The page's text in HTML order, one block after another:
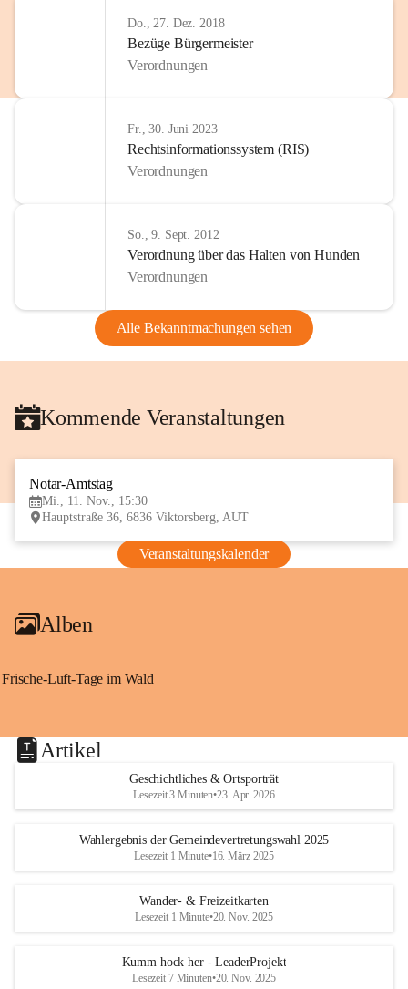
Do., 27. Dez. 2018
Bezüge Bürgermeister
Verordnungen
Fr., 30. Juni 2023
Rechtsinformationssystem (RIS)
Verordnungen
So., 9. Sept. 2012
Verordnung über das Halten von Hunden
Verordnungen
Alle Bekanntmachungen sehen
Kommende Veranstaltungen
Notar-Amtstag
Mi., 11. Nov., 15:30
Hauptstraße 36, 6836 Viktorsberg, AUT
Veranstaltungskalender
Alben
Frische-Luft-Tage im Wald
Artikel
Geschichtliches & Ortsporträt
Lesezeit 3 Minuten•23. Apr. 2026
Wahlergebnis der Gemeindevertretungswahl 2025
Lesezeit 1 Minute•16. März 2025
Wander- & Freizeitkarten
Lesezeit 1 Minute•20. Nov. 2025
Kumm hock her - LeaderProjekt
Lesezeit 7 Minuten•20. Nov. 2025